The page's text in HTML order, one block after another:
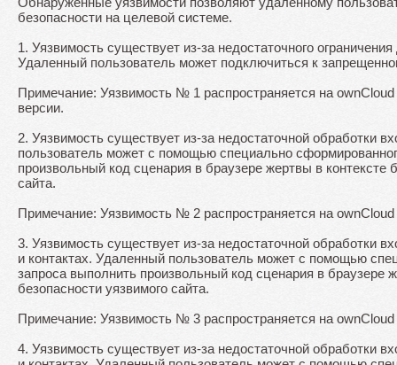
безопасности на целевой системе.
1. Уязвимость существует из-за недостаточного
Удаленный пользователь может подключиться к
Примечание: Уязвимость № 1 распространяется на
версии.
2. Уязвимость существует из-за недостаточной обработки
пользователь может с помощью специально
произвольный код сценария в браузере жертвы в контексте
сайта.
Примечание: Уязвимость № 2 распространяется на
3. Уязвимость существует из-за недостаточной обработки
и контактах. Удаленный пользователь может с помощью
запроса выполнить произвольный код сценария в браузере
безопасности уязвимого сайта.
Примечание: Уязвимость № 3 распространяется на
4. Уязвимость существует из-за недостаточной обработки